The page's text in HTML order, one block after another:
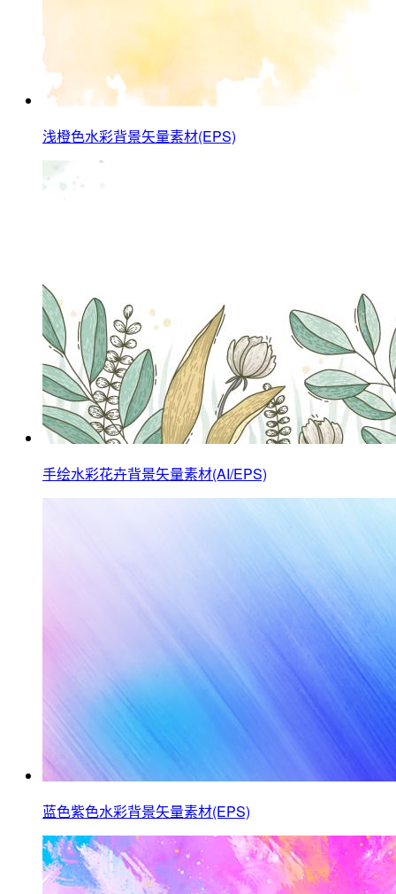
浅橙色水彩背景矢量素材(EPS)
手绘水彩花卉背景矢量素材(AI/EPS)
蓝色紫色水彩背景矢量素材(EPS)